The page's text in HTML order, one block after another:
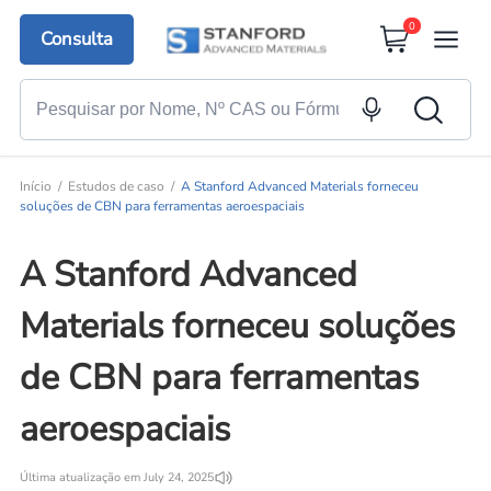
Consulta
0
Início Estudos de caso
A Stanford Advanced Materials forneceu
soluções de CBN para ferramentas aeroespaciais
A Stanford Advanced
Materials forneceu soluções
de CBN para ferramentas
aeroespaciais
Última atualização em July 24, 2025